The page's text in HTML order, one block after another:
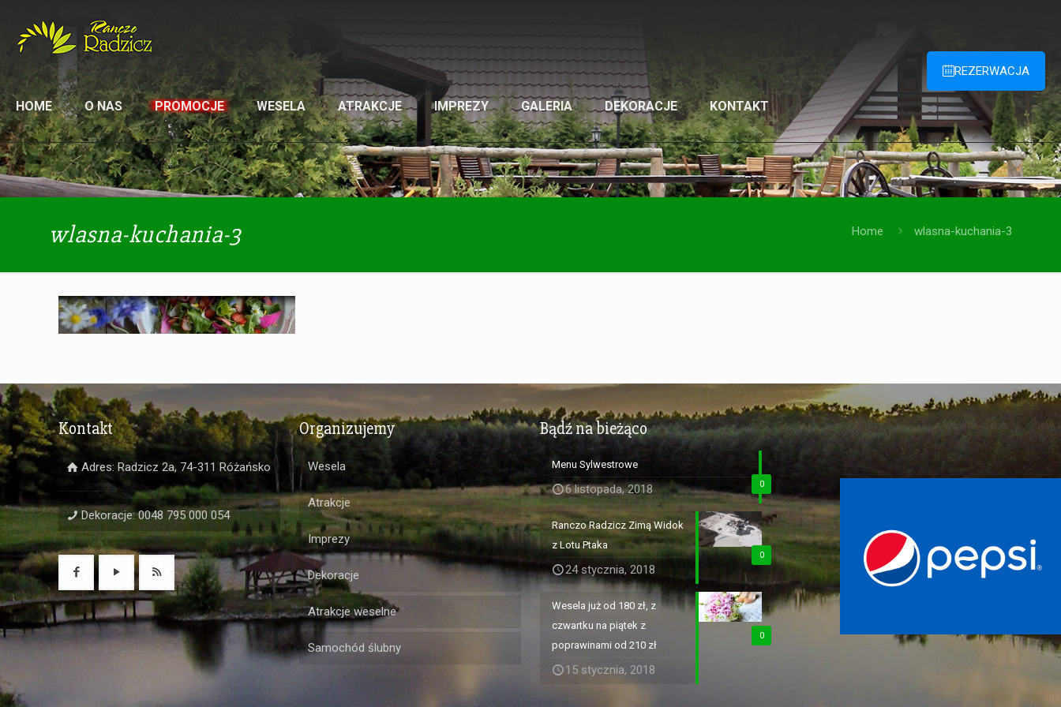
HOME O NAS PROMOCJE WESELA ATRAKCJE IMPREZY GALERIA DEKORACJE KONTAKT
REZERWACJA
wlasna-kuchania-3 Home wlasna-kuchania-3
Kontakt
Adres: Radzicz 2a, 74-311 Różańsko
Dekoracje: 0048 795 000 054
Organizujemy
Wesela
Atrakcje
Imprezy
Dekoracje
Atrakcje weselne
Samochód ślubny
Bądź na bieżąco
0
Menu Sylwestrowe
6 listopada, 2018
0
Ranczo Radzicz Zimą Widok
z Lotu Ptaka
24 stycznia, 2018
0
Wesela już od 180 zł, z
czwartku na piątek z
poprawinami od 210 zł
15 stycznia, 2018